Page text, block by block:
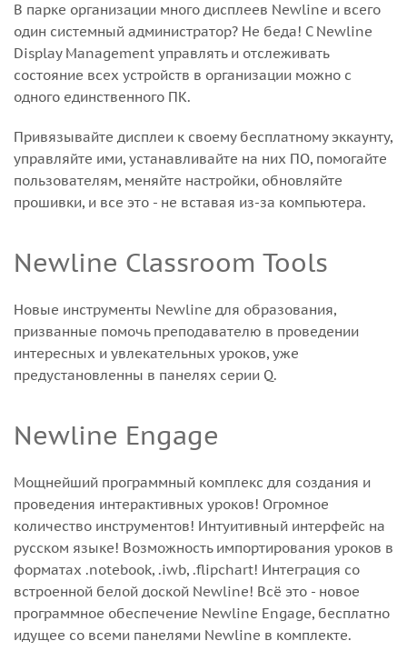
В парке организации много дисплеев Newline и всего
один системный администратор? Не беда! С Newline
Display Management управлять и отслеживать
состояние всех устройств в организации можно с
одного единственного ПК.
Привязывайте дисплеи к своему бесплатному эккаунту,
управляйте ими, устанавливайте на них ПО, помогайте
пользователям, меняйте настройки, обновляйте
прошивки, и все это - не вставая из-за компьютера.
Newline Classroom Tools
Новые инструменты Newline для образования,
призванные помочь преподавателю в проведении
интересных и увлекательных уроков, уже
предустановленны в панелях серии Q.
Newline Engage
Мощнейший программный комплекс для создания и
проведения интерактивных уроков! Огромное
количество инструментов! Интуитивный интерфейс на
русском языке! Возможность импортирования уроков в
форматах .notebook, .iwb, .flipchart! Интеграция со
встроенной белой доской Newline! Всё это - новое
программное обеспечение Newline Engage, бесплатно
идущее со всеми панелями Newline в комплекте.